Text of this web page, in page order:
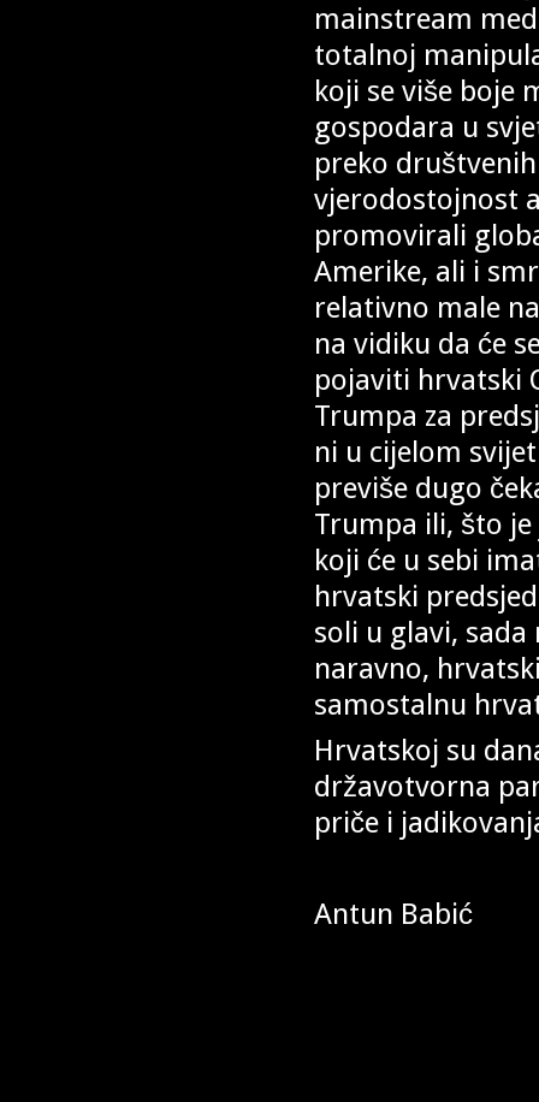
mainstream
totalnoj
koji se više boje
gospodara u
preko
vjerodostojnost
promovirali
Amerike, ali i
relativno male
na vidiku da će
pojaviti hrvatski
Trumpa za
ni u cijelom
previše dugo
Trumpa ili, što
koji će u sebi
hrvatski
soli u glavi,
naravno,
samostalnu
Hrvatskoj su
državotvorna
priče i
Antun Babić